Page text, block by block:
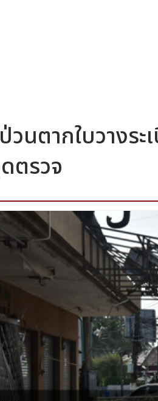
วนตากใบวางร
ตรวจ